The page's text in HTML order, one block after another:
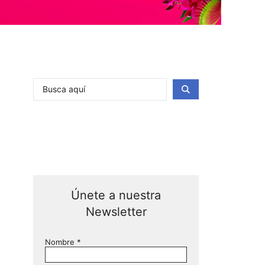
Únete a nuestra
Newsletter
Nombre *